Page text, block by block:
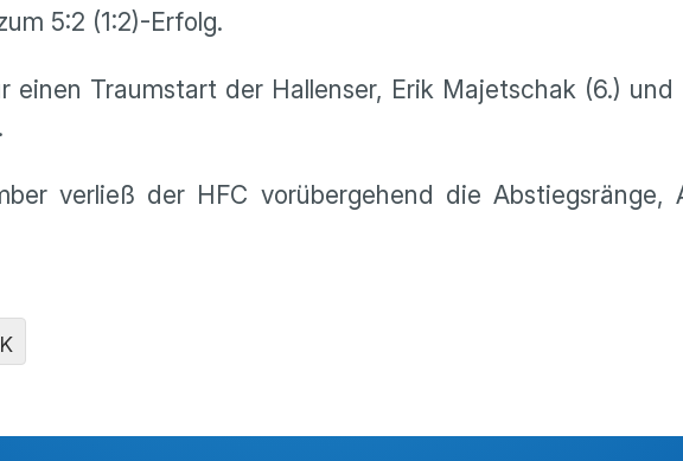
5:2 (1:2)-Erfolg.
Traumstart der Hallenser, Erik Majetschak (6.) und
verließ der HFC vorübergehend die Abstiegsränge,